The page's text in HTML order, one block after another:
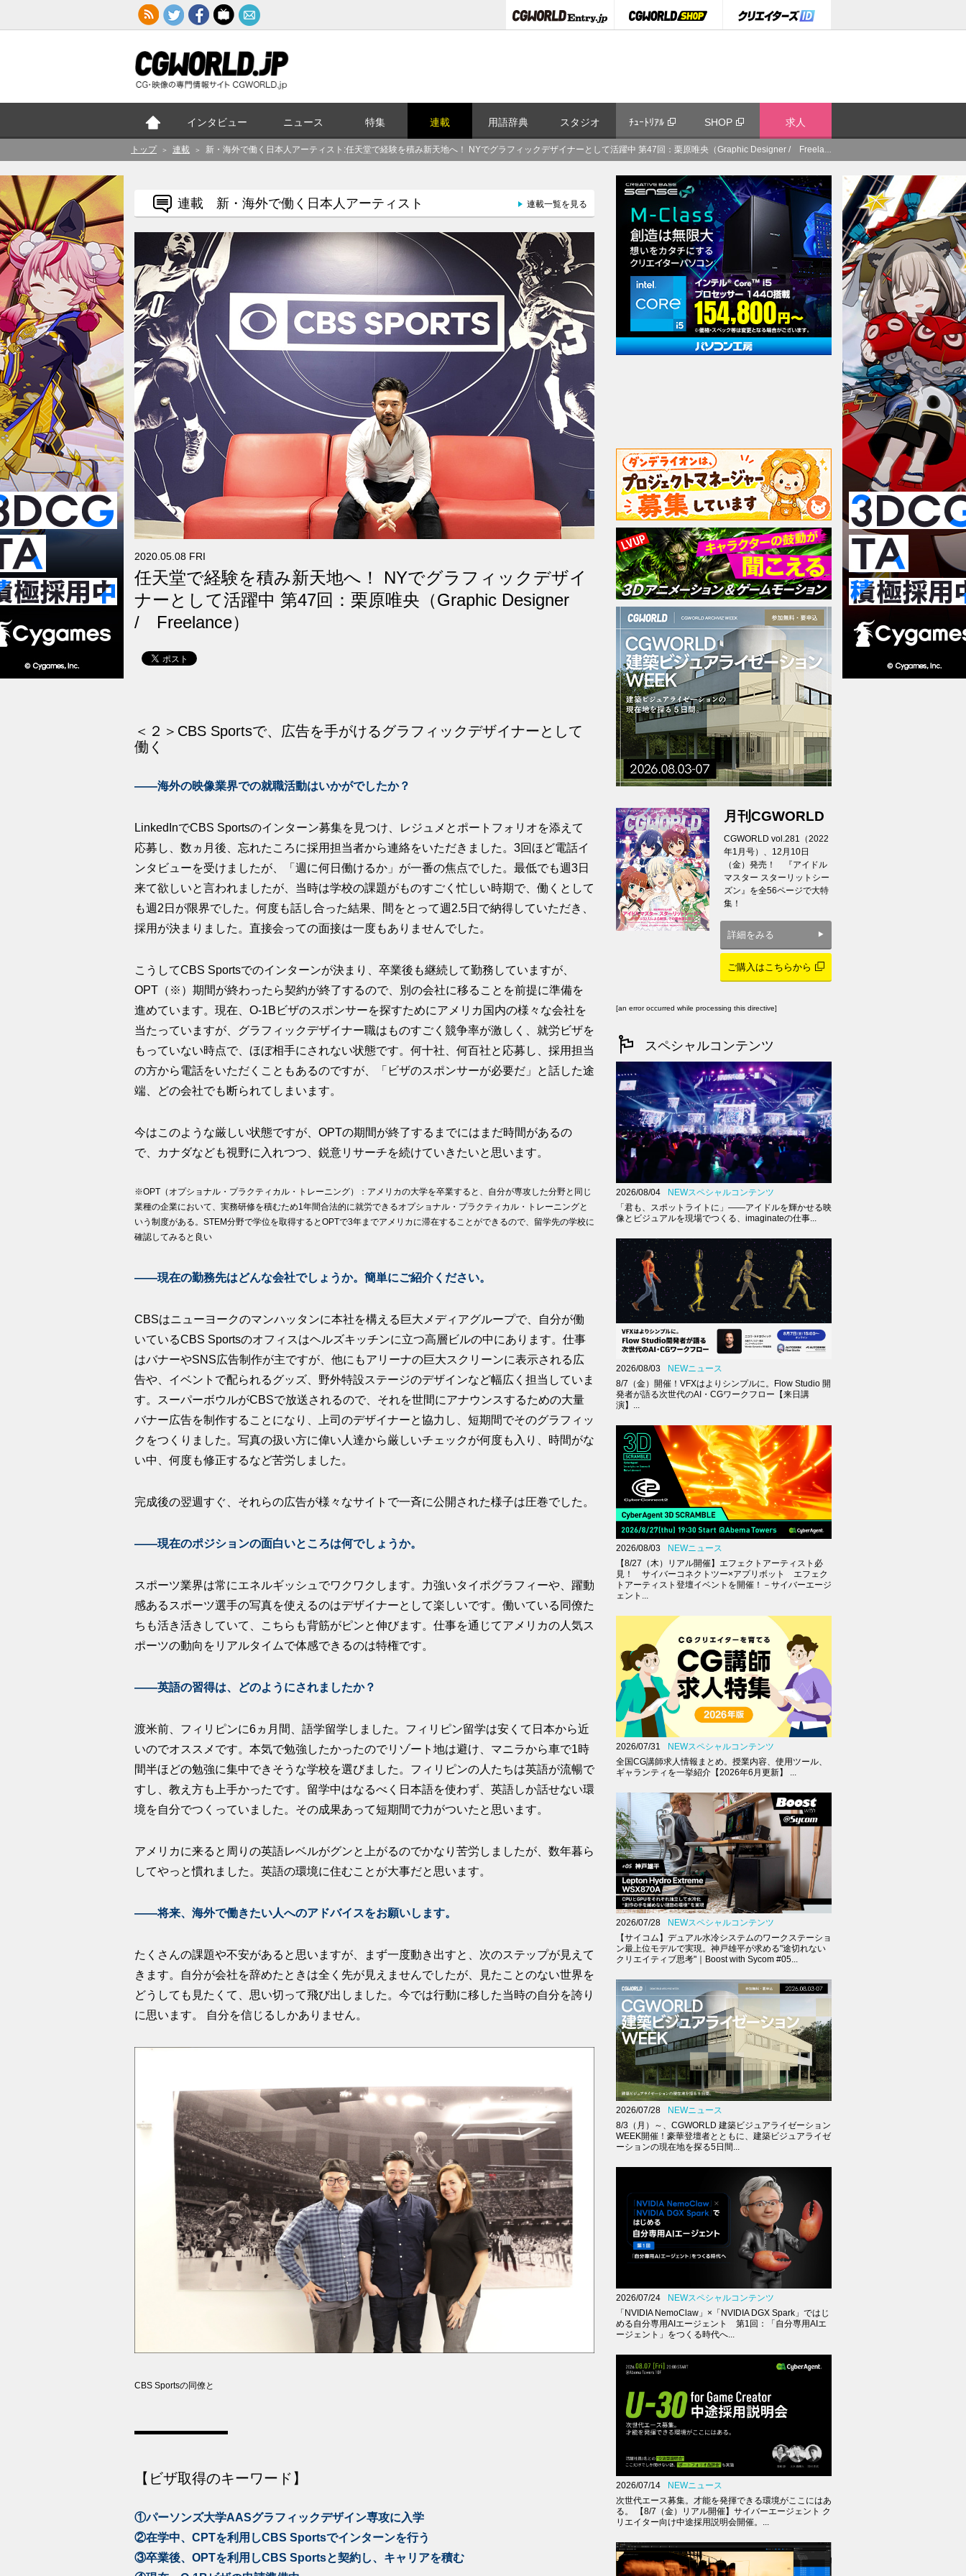
インタビュー ニュース 特集 連載 用語辞典 スタジオ ﾁｭｰﾄﾘｱﾙ SHOP 求人
トップ ＞ 連載 ＞ 新・海外で働く日本人アーティスト:任天堂で経験を積み新天地へ！ NYでグラフィックデザイナーとして活躍中 第47回：栗原唯央（Graphic Designer / Freelance）
連載 新・海外で働く日本人アーティスト 連載一覧を見る
2020.05.08 FRI
任天堂で経験を積み新天地へ！ NYでグラフィックデザイ
ナーとして活躍中 第47回：栗原唯央（Graphic Designer
/ Freelance）
＜２＞CBS Sportsで、広告を手がけるグラフィックデザイナーとして
働く
――海外の映像業界での就職活動はいかがでしたか？
LinkedInでCBS Sportsのインターン募集を見つけ、レジュメとポートフォリオを添えて
応募し、数ヵ月後、忘れたころに採用担当者から連絡をいただきました。3回ほど電話イ
ンタビューを受けましたが、「週に何日働けるか」が一番の焦点でした。最低でも週3日
来て欲しいと言われましたが、当時は学校の課題がものすごく忙しい時期で、働くとして
も週2日が限界でした。何度も話し合った結果、間をとって週2.5日で納得していただき、
採用が決まりました。直接会っての面接は一度もありませんでした。
こうしてCBS Sportsでのインターンが決まり、卒業後も継続して勤務していますが、
OPT（※）期間が終わったら契約が終了するので、別の会社に移ることを前提に準備を
進めています。現在、O-1Bビザのスポンサーを探すためにアメリカ国内の様々な会社を
当たっていますが、グラフィックデザイナー職はものすごく競争率が激しく、就労ビザを
もっていない時点で、ほぼ相手にされない状態です。何十社、何百社と応募し、採用担当
の方から電話をいただくこともあるのですが、「ビザのスポンサーが必要だ」と話した途
端、どの会社でも断られてしまいます。
今はこのような厳しい状態ですが、OPTの期間が終了するまでにはまだ時間があるの
で、カナダなども視野に入れつつ、鋭意リサーチを続けていきたいと思います。
※OPT（オプショナル・プラクティカル・トレーニング）：アメリカの大学を卒業すると、自分が専攻した分野と同じ
業種の企業において、実務研修を積むため1年間合法的に就労できるオプショナル・プラクティカル・トレーニングと
いう制度がある。STEM分野で学位を取得するとOPTで3年までアメリカに滞在することができるので、留学先の学校に
確認してみると良い
――現在の勤務先はどんな会社でしょうか。簡単にご紹介ください。
CBSはニューヨークのマンハッタンに本社を構える巨大メディアグループで、自分が働
いているCBS Sportsのオフィスはヘルズキッチンに立つ高層ビルの中にあります。仕事
はバナーやSNS広告制作が主ですが、他にもアリーナの巨大スクリーンに表示される広
告や、イベントで配られるグッズ、野外特設ステージのデザインなど幅広く担当していま
す。スーパーボウルがCBSで放送されるので、それを世間にアナウンスするための大量
バナー広告を制作することになり、上司のデザイナーと協力し、短期間でそのグラフィッ
クをつくりました。写真の扱い方に偉い人達から厳しいチェックが何度も入り、時間がな
い中、何度も修正するなど苦労しました。
完成後の翌週すぐ、それらの広告が様々なサイトで一斉に公開された様子は圧巻でした。
――現在のポジションの面白いところは何でしょうか。
スポーツ業界は常にエネルギッシュでワクワクします。力強いタイポグラフィーや、躍動
感あるスポーツ選手の写真を使えるのはデザイナーとして楽しいです。働いている同僚た
ちも活き活きしていて、こちらも背筋がピンと伸びます。仕事を通じてアメリカの人気ス
ポーツの動向をリアルタイムで体感できるのは特権です。
――英語の習得は、どのようにされましたか？
渡米前、フィリピンに6ヵ月間、語学留学しました。フィリピン留学は安くて日本から近
いのでオススメです。本気で勉強したかったのでリゾート地は避け、マニラから車で1時
間半ほどの勉強に集中できそうな学校を選びました。フィリピンの人たちは英語が流暢で
すし、教え方も上手かったです。留学中はなるべく日本語を使わず、英語しか話せない環
境を自分でつくっていました。その成果あって短期間で力がついたと思います。
アメリカに来ると周りの英語レベルがグンと上がるのでかなり苦労しましたが、数年暮ら
してやっと慣れました。英語の環境に住むことが大事だと思います。
――将来、海外で働きたい人へのアドバイスをお願いします。
たくさんの課題や不安があると思いますが、まず一度動き出すと、次のステップが見えて
きます。自分が会社を辞めたときは全く先が見えませんでしたが、見たことのない世界を
どうしても見たくて、思い切って飛び出しました。今では行動に移した当時の自分を誇り
に思います。 自分を信じるしかありません。
CBS Sportsの同僚と
【ビザ取得のキーワード】
①パーソンズ大学AASグラフィックデザイン専攻に入学
②在学中、CPTを利用しCBS Sportsでインターンを行う
③卒業後、OPTを利用しCBS Sportsと契約し、キャリアを積む
月刊CGWORLD
CGWORLD vol.281（2022
年1月号）、12月10日
（金）発売！ 『アイドル
マスター スターリットシー
ズン』を全56ページで大特
集！
詳細をみる
ご購入はこちらから
[an error occurred while processing this directive]
スペシャルコンテンツ
2026/08/04
NEWスペシャルコンテンツ
「君も、スポットライトに」――アイドルを輝かせる映
像とビジュアルを現場でつくる、imaginateの仕事...
2026/08/03
NEWニュース
8/7（金）開催！VFXはよりシンプルに。Flow Studio 開
発者が語る次世代のAI・CGワークフロー【来日講
演】...
2026/08/03
NEWニュース
【8/27（木）リアル開催】エフェクトアーティスト必
見！ サイバーコネクトツー×アプリボット エフェク
トアーティスト登壇イベントを開催！－サイバーエージ
ェント...
2026/07/31
NEWスペシャルコンテンツ
全国CG講師求人情報まとめ。授業内容、使用ツール、
ギャランティを一挙紹介【2026年6月更新】 ...
2026/07/28
NEWスペシャルコンテンツ
【サイコム】デュアル水冷システムのワークステーショ
ン最上位モデルで実現。神戸雄平が求める"途切れない
クリエイティブ思考"｜Boost with Sycom #05...
2026/07/28
NEWニュース
8/3（月）～、CGWORLD 建築ビジュアライゼーション
WEEK開催！豪華登壇者とともに、建築ビジュアライゼ
ーションの現在地を探る5日間...
2026/07/24
NEWスペシャルコンテンツ
「NVIDIA NemoClaw」×「NVIDIA DGX Spark」ではじ
める自分専用AIエージェント 第1回：「自分専用AIエ
ージェント」をつくる時代へ...
2026/07/14
NEWニュース
次世代エース募集。才能を発揮できる環境がここにはあ
る。 【8/7（金）リアル開催】サイバーエージェント ク
リエイター向け中途採用説明会開催。...